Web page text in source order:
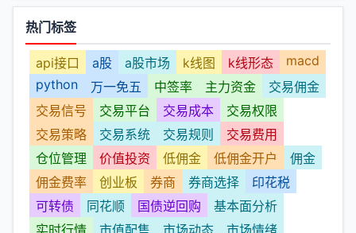
热门标签
api接口 a股 a股市场 k线图 k线形态
macd
python
万一免五 中签率 主力资金
交易佣金
交易信号
交易平台 交易成本
交易权限
交易策略
交易系统 交易规则
交易费用
仓位管理
价值投资 低佣金 低佣金开户
佣金
佣金费率
创业板 券商 券商选择
印花税
可转债
同花顺 国债逆回购
基本面分析
实时行情
市值配售 市场动态
市场情绪